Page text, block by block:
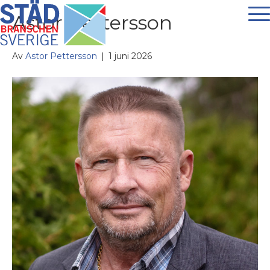
Astor Pettersson
Av Astor Pettersson | 1 juni 2026